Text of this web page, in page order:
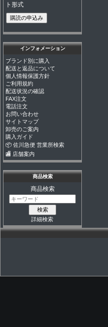
ト形式
インフォメーション
ブランド別に購入
配送と返品について
個人情報保護方針
ご利用規約
配送状況の確認
FAX注文
電話注文
お問い合わせ
サイトマップ
卸売のご案内
購入ガイド
📦 佐川急便 営業所検索
🏬 店舗案内
商品検索
商品検索
詳細検索